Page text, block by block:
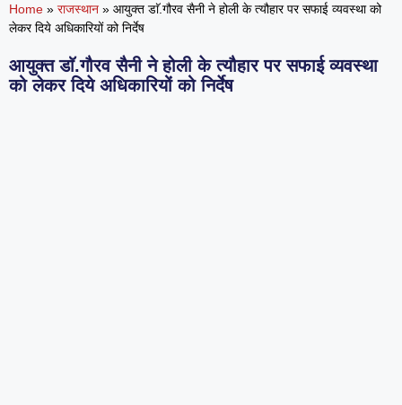
Home » राजस्थान » आयुक्त डाॅ.गौरव सैनी ने होली के त्यौहार पर सफाई व्यवस्था को
लेकर दिये अधिकारियों को निर्देष
आयुक्त डाॅ.गौरव सैनी ने होली के त्यौहार पर सफाई व्यवस्था
को लेकर दिये अधिकारियों को निर्देष